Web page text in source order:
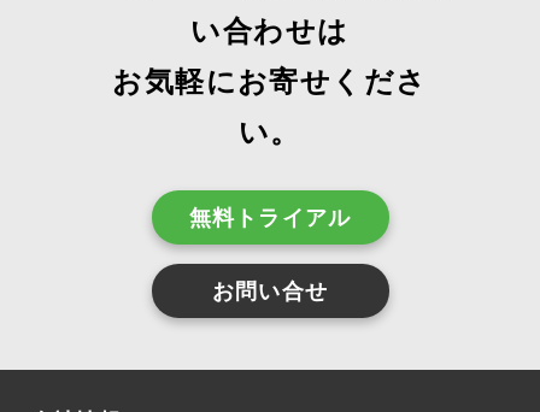
い合わせは
お気軽にお寄せくださ
い。
無料トライアル
お問い合せ